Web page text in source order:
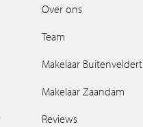
Over ons
Team
Makelaar Buitenveldert
Makelaar Zaandam
Reviews